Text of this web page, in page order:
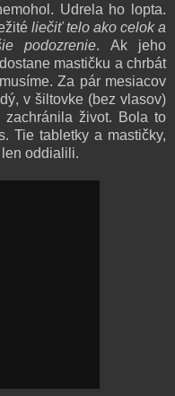
Udrela ho lopta.
liečiť telo ako celok a
podozrenie. Ak jeho
mastičku a chrbát
Za pár mesiacov
v šiltovke (bez vlasov)
život. Bola to
Tie tabletky a mastičky,
oddialili.